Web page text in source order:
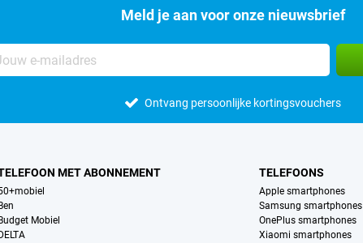
Meld je aan voor onze nieuwsbrief
Ontvang persoonlijke kortingsvouchers
MET ABONNEMENT
Ben
Budget Mobiel
DELTA
TELEFOONS
Apple smartphones
Samsung smartphones
OnePlus smartphones
Xiaomi smartphones